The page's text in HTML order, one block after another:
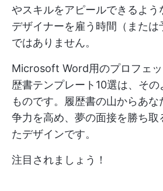
やスキルをアピールできるよう
デザイナーを雇う時間（または
ではありません。
Microsoft Word用のプロフェ
歴書テンプレート10選は、そ
ものです。履歴書の山からあ
争力を高め、夢の面接を勝ち取
たデザインです。
注目されましょう！